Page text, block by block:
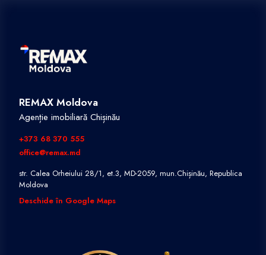
REMAX Moldova
Agenție imobiliară Chișinău
+373 68 370 555
office@remax.md
str. Calea Orheiului 28/1, et.3, MD-2059, mun.Chișinău, Republica
Moldova
Deschide în Google Maps